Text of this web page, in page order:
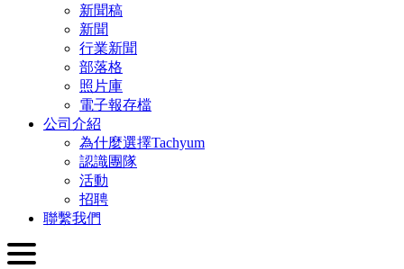
新聞稿
新聞
行業新聞
部落格
照片庫
電子報存檔
公司介紹
為什麼選擇Tachyum
認識團隊
活動
招聘
聯繫我們